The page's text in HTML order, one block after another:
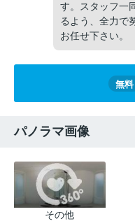
す。スタッフ一
るよう、全力で
お任せ下さい。
無料
パノラマ画像
その他